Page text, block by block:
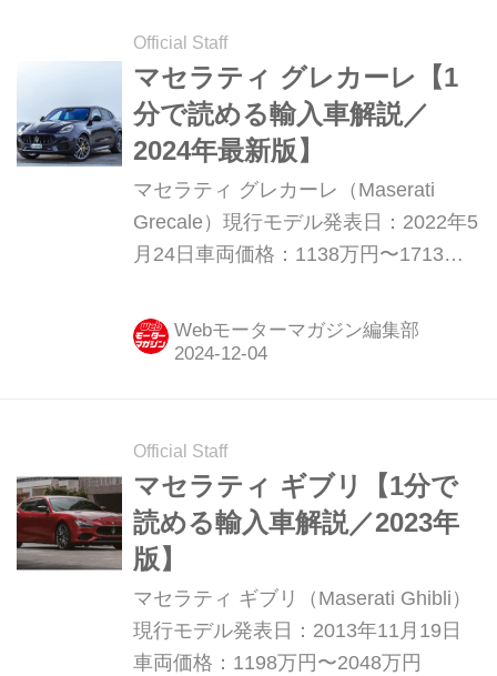
製作されたワンオフモデル「MC20 チ
ェロ “Less is More...?”」を発表した。
Official Staff
マセラティ グレカーレ【1
分で読める輸入車解説／
2024年最新版】
マセラティ グレカーレ（Maserati
Grecale）現行モデル発表日：2022年5
月24日車両価格：1138万円〜1713万
Webモーターマガジン編集部
Official Staff
マセラティ ギブリ【1分で
読める輸入車解説／2023年
版】
マセラティ ギブリ（Maserati Ghibli）
現行モデル発表日：2013年11月19日
車両価格：1198万円〜2048万円